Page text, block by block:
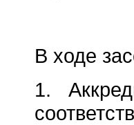
В ходе
1.